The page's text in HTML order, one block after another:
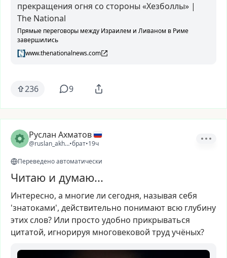
прекращения огня со стороны «Хезболлы» |
The National
Прямые переговоры между Израилем и Ливаном в Риме
завершились
www.thenationalnews.com
236 9
Руслан Ахматов
@ruslan_akhmatov1
•брат•19ч
Переведено автоматически
Читаю и думаю...
Интересно, а многиели сегодня, называя себя
'знатоками', действительно понимают всю глубину
этих слов? Или просто удобно прикрываться
цитатой, игнорируя многовековой трудучёных?